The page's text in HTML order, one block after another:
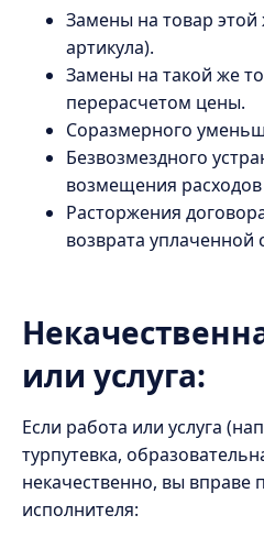
Замены на товар
артикула).
Замены на такой же
перерасчетом цены.
Соразмерного
Безвозмездного
возмещения
Расторжения
возврата уплаченной
или услуга:
Если работа или услуга
турпутевка,
некачественно, вы вправе
исполнителя: